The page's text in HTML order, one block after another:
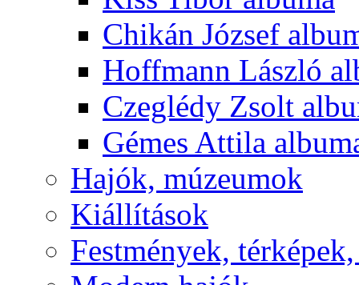
Chikán József
Hoffmann László
Czeglédy Zsolt
Gémes Attila
Hajók, múzeumok
Kiállítások
Festmények,